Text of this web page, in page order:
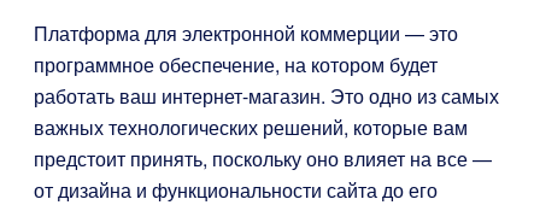
Платформа для электронной коммерции — это
программное обеспечение, на котором будет
работать ваш интернет-магазин. Это одно из самых
важных технологических решений, которые вам
предстоит принять, поскольку оно влияет на все —
от дизайна и функциональности сайта до его